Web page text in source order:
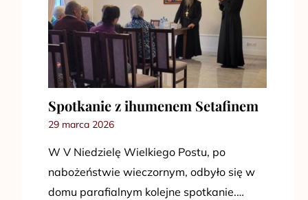
Spotkanie z ihumenem Setafinem
29 marca 2026
W V Niedzielę Wielkiego Postu, po
nabożeństwie wieczornym, odbyło się w
domu parafialnym kolejne spotkanie.…